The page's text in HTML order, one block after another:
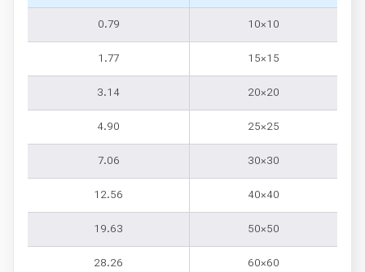
10×10
0.79
15×15
1.77
20×20
3.14
25×25
4.90
30×30
7.06
40×40
12.56
50×50
19.63
60×60
28.26